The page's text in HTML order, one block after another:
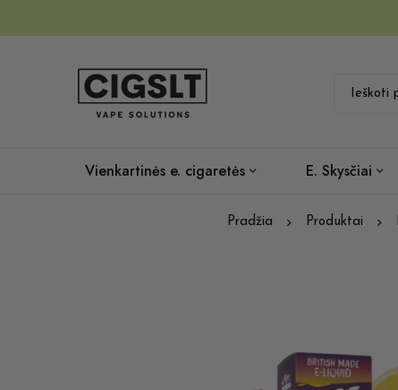
Vienkartinės e. cigaretės E. Skysčiai
Pradžia Produktai